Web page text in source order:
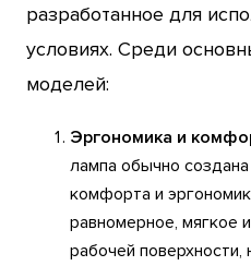
разработанное для
условиях. Среди
моделей:
Эргономика и
лампа обычно
комфорта и
равномерное, мягкое
рабочей поверхности,